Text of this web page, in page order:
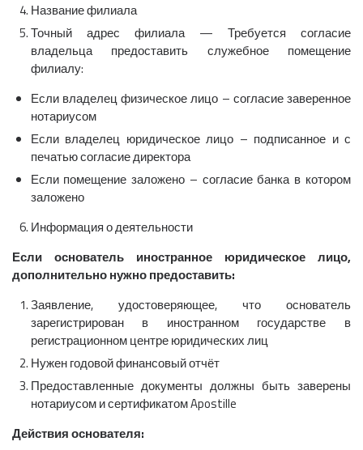
Название филиала
Точный адрес филиала — Требуется согласие
владельца предоставить служебное помещение
филиалу:
Если владелец физическое лицо – согласие заверенное
нотариусом
Если владелец юридическое лицо – подписанное и с
печатью согласие директора
Если помещение заложено – согласие банка в котором
заложено
Информация о деятельности
Если основатель иностранное юридическое лицо,
дополнительно нужно предоставить:
Заявление, удостоверяющее, что основатель
зарегистрирован в иностранном государстве в
регистрационном центре юридических лиц
Нужен годовой финансовый отчёт
Предоставленные документы должны быть заверены
нотариусом и сертификатом Apostille
Действия основателя: